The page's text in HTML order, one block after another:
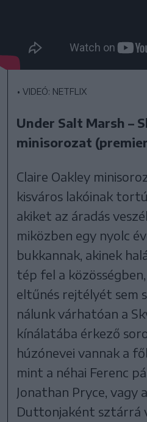
• VIDEÓ: NETFLIX
Under Salt Marsh –
minisorozat
Claire Oakley
kisváros lakóinak
akiket az áradás
miközben egy nyolc
bukkannak, akinek
tép fel a
eltűnés rejtélyét sem
nálunk várhatóan a
kínálatába érkező
húzónevei vannak a
mint a néhai Ferenc
Jonathan Pryce, vagy
Duttonjaként sztárrá